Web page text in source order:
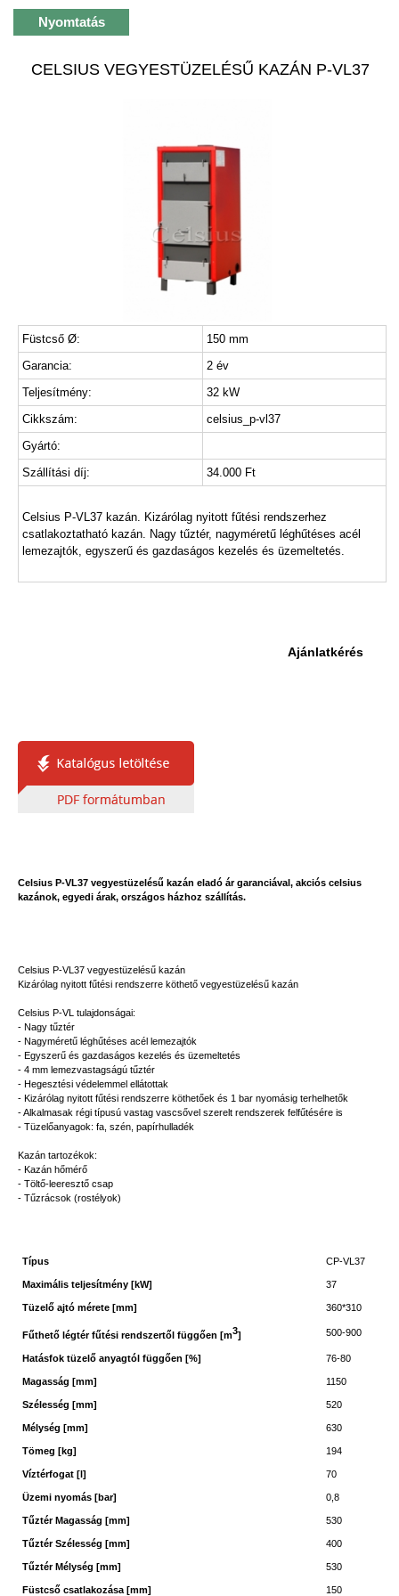
Nyomtatás
CELSIUS VEGYESTÜZELÉSŰ KAZÁN P-VL37
Füstcső Ø:
150 mm
Garancia:
2 év
Teljesítmény:
32 kW
Cikkszám:
celsius_p-vl37
Gyártó:
Szállítási díj:
34.000 Ft
Celsius P-VL37 kazán. Kizárólag nyitott fűtési rendszerhez
csatlakoztatható kazán. Nagy tűztér, nagyméretű léghűtéses acél
lemezajtók, egyszerű és gazdaságos kezelés és üzemeltetés.
Ajánlatkérés
Celsius P-VL37 vegyestüzelésű kazán eladó ár garanciával, akciós celsius
kazánok, egyedi árak, országos házhoz szállítás.
Celsius P-VL37 vegyestüzelésű kazán
Kizárólag nyitott fűtési rendszerre köthető vegyestüzelésű kazán
Celsius P-VL tulajdonságai:
- Nagy tűztér
- Nagyméretű léghűtéses acél lemezajtók
- Egyszerű és gazdaságos kezelés és üzemeltetés
- 4 mm lemezvastagságú tűztér
- Hegesztési védelemmel ellátottak
- Kizárólag nyitott fűtési rendszerre köthetőek és 1 bar nyomásig terhelhetők
- Alkalmasak régi típusú vastag vascsővel szerelt rendszerek felfűtésére is
- Tüzelőanyagok: fa, szén, papírhulladék
Kazán tartozékok:
- Kazán hőmérő
- Töltő-leeresztő csap
- Tűzrácsok (rostélyok)
Típus CP-VL37
Maximális teljesítmény [kW] 37
Tüzelő ajtó mérete [mm] 360*310
Fűthető légtér fűtési rendszertől függően [m3] 500-900
Hatásfok tüzelő anyagtól függően [%] 76-80
Magasság [mm] 1150
Szélesség [mm] 520
Mélység [mm] 630
Tömeg [kg] 194
Víztérfogat [l] 70
Üzemi nyomás [bar] 0,8
Tűztér Magasság [mm] 530
Tűztér Szélesség [mm] 400
Tűztér Mélység [mm] 530
Füstcső csatlakozása [mm] 150